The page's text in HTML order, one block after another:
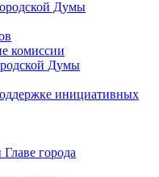
Думы
комиссии
Думы
инициативных
города